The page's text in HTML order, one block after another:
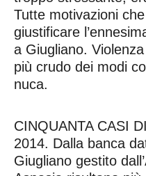
Tutte motivazioni
giustificare
a Giugliano.
più crudo dei modi
nuca.
CINQUANTA CASI
2014. Dalla banca
Giugliano gestito